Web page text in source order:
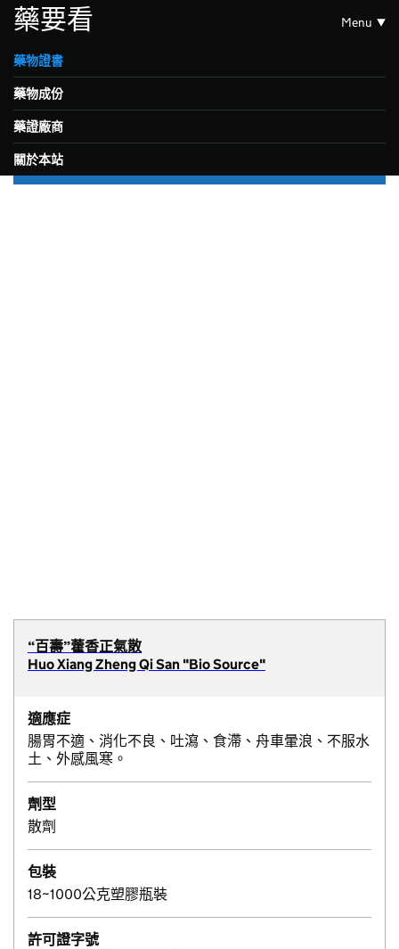
藥要看 Menu
藥物證書
藥物成份
藥證廠商
關於本站
“百壽”藿香正氣散
Huo Xiang Zheng Qi San "Bio Source"
適應症
腸胃不適、消化不良、吐瀉、食滯、舟車暈浪、不服水
土、外感風寒。
劑型
散劑
包裝
18~1000公克塑膠瓶裝
許可證字號